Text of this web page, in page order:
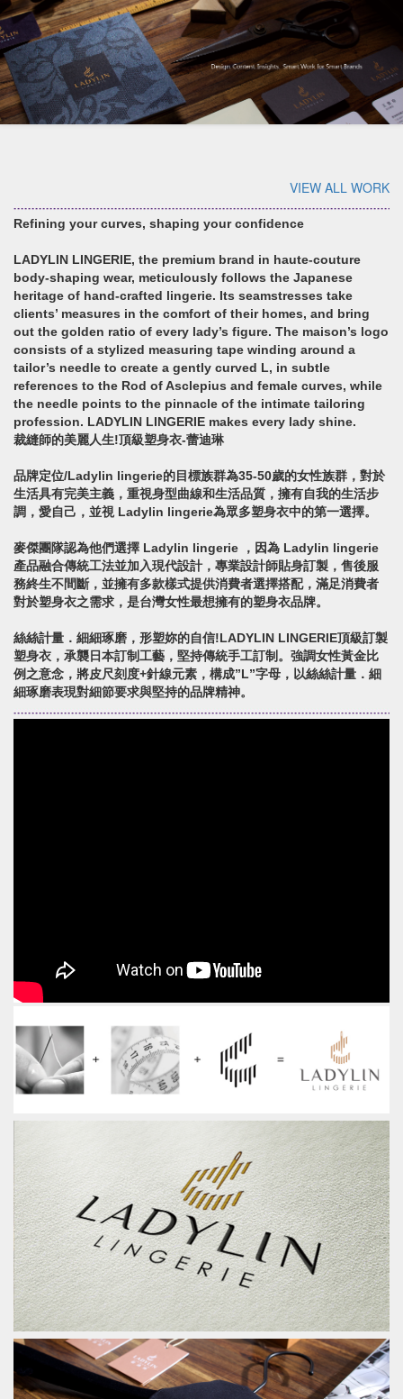
VIEW ALL WORK
Refining your curves, shaping your confidence
LADYLIN LINGERIE, the premium brand in haute-couture
body-shaping wear, meticulously follows the Japanese
heritage of hand-crafted lingerie. Its seamstresses take
clients’ measures in the comfort of their homes, and bring
out the golden ratio of every lady’s figure. The maison’s logo
consists of a stylized measuring tape winding around a
tailor’s needle to create a gently curved L, in subtle
references to the Rod of Asclepius and female curves, while
the needle points to the pinnacle of the intimate tailoring
profession. LADYLIN LINGERIE makes every lady shine.
裁縫師的美麗人生!頂級塑身衣-蕾迪琳
品牌定位/Ladylin lingerie的目標族群為35-50歲的女性族群，對於
生活具有完美主義，重視身型曲線和生活品質，擁有自我的生活步
調，愛自己，並視 Ladylin lingerie為眾多塑身衣中的第一選擇。
麥傑團隊認為他們選擇 Ladylin lingerie ，因為 Ladylin lingerie
產品融合傳統工法並加入現代設計，專業設計師貼身訂製，售後服
務終生不間斷，並擁有多款樣式提供消費者選擇搭配，滿足消費者
對於塑身衣之需求，是台灣女性最想擁有的塑身衣品牌。
絲絲計量．細細琢磨，形塑妳的自信!LADYLIN LINGERIE頂級訂製
塑身衣，承襲日本訂制工藝，堅持傳統手工訂制。強調女性黃金比
例之意念，將皮尺刻度+針線元素，構成”L”字母，以絲絲計量．細
細琢磨表現對細節要求與堅持的品牌精神。